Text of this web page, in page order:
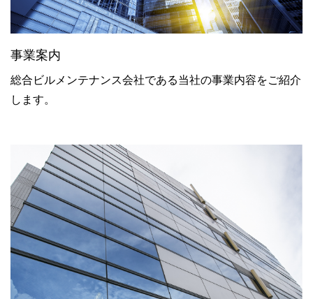
事業案内
総合ビルメンテナンス会社である当社の事業内容をご紹介
します。